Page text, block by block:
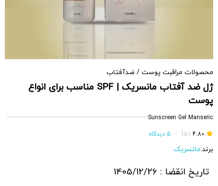
محصولات مراقبت پوست / ضدآفتاب
ژل ضد آفتاب مانسریک | SPF مناسب برای انواع
پوست
Sunscreen Gel Manseric
4.80
(5)
• 5 دیدگاه
برند:مانسریک
تاریخ انقضا : 1405/12/26